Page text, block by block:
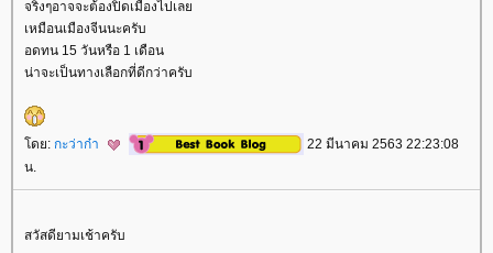
จริงๆอาจจะต้องปิดเมืองไปเล
เหมือนเมืองจีนนะครับ
อดทน 15 วันหรือ 1 เดือน
น่าจะเป็นทางเลือกที่ดีกว่าครับ
ดย: กะว่าก๋า
22 มีนาคม 2563 22:23:08
น.
สวัสดียามเช้าครับ